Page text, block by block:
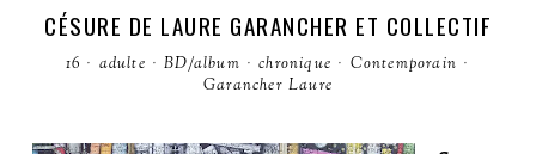
CÉSURE DE LAURE GARANCHER ET COLLECTIF
16 · adulte · BD/album · chronique · Contemporain ·
Garancher Laure